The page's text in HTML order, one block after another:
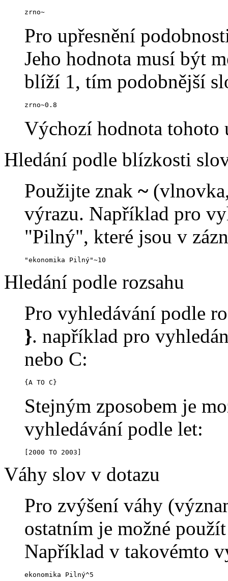
zrno~
Pro upřesnění
Jeho hodnota musí být
blíží 1, tím podobnější
zrno~0.8
Výchozí hodnota tohoto
Hledání podle blízkosti
Použijte znak ~
výrazu. Například pro
"Pilný", které jsou v
"ekonomika Pilný"~10
Hledání podle rozsahu
Pro vyhledávání podle
}. například pro
nebo C:
{A TO C}
Stejným zposobem je
vyhledávání podle let:
[2000 TO 2003]
Váhy slov v dotazu
Pro zvýšení váhy
ostatním je možné
Například v takovémto
ekonomika Pilný^5